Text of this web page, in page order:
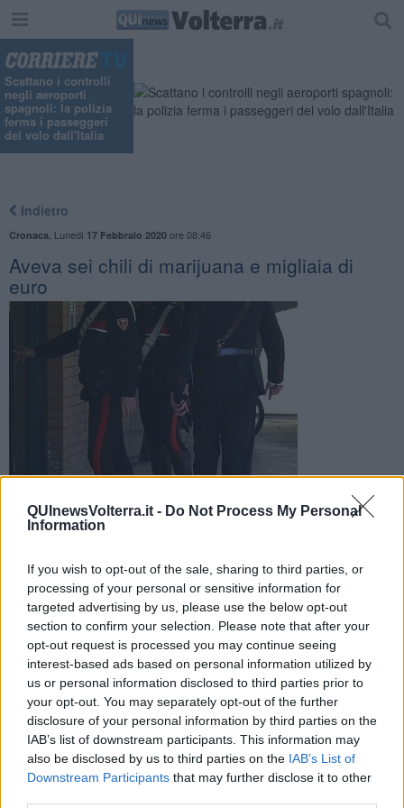
QUInewsVolterra.it - Do Not Process My Personal
Information
If you wish to opt-out of the sale, sharing to third parties, or
processing of your personal or sensitive information for
targeted advertising by us, please use the below opt-out
section to confirm your selection. Please note that after your
opt-out request is processed you may continue seeing
interest-based ads based on personal information utilized by
us or personal information disclosed to third parties prior to
your opt-out. You may separately opt-out of the further
disclosure of your personal information by third parties on the
IAB’s list of downstream participants. This information may
also be disclosed by us to third parties on the IAB’s List of
Downstream Participants that may further disclose it to other
Scattano i controlli
negli aeroporti
spagnoli: la polizia
ferma i passeggeri
del volo dall'Italia
Indietro
Cronaca Lunedì 17 Febbraio 2020ore 08:46
Aveva sei chili di marijuana e migliaia di
euro
Nei guai un uomo di 36 anni che è stato perquisito dai
RIPARBELLA — I carabinieridi hanno arrestato, per evasione dai
domiciliari, un uomo di 36 anni di nazionalità italiana.
A quanto si è appreso i militari di Riparbella hanno controllato
l’uomo, sottoponendolo a perquisizione domiciliare e personale.
Hanno trovato poco più di 6 chili e mezzo di marijuana, 200 semi
della stessa sostanza, una bilancia di precisione e 3.700 euro in
contanti.